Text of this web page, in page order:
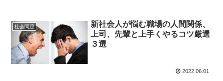
社会問題
新社会人が悩む職場の人間関係、
上司、先輩と上手くやるコツ厳選
３選
2022.06.01